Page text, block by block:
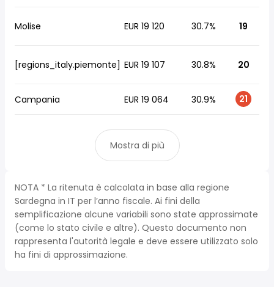
Molise EUR 19 120 30.7% 19
[regions_italy.piemonte] EUR 19 107 30.8% 20
Campania EUR 19 064 30.9% 21
Mostra di più
NOTA * La ritenuta è calcolata in base alla regione
Sardegna in IT per l’anno fiscale. Ai fini della
semplificazione alcune variabili sono state approssimate
(come lo stato civile e altre). Questo documento non
rappresenta l'autorità legale e deve essere utilizzato solo
ha fini di approssimazione.